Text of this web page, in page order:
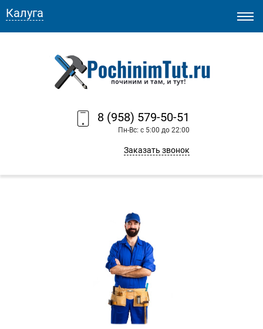
8 (958) 579-50-51
Пн-Вс: с 5:00 до 22:00
Заказать звонок
Калуга